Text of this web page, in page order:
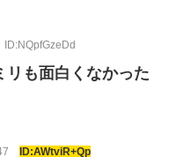
ID:NQpfGzeDd
リも面白くなかった
ID:AWtviR+Qp